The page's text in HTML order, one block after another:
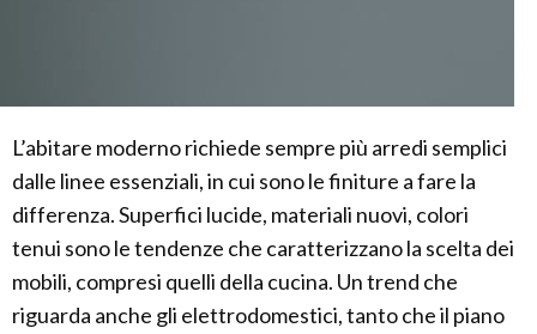
L’abitare moderno richiede sempre più arredi semplici
dalle linee essenziali, in cui sono le finiture a fare la
differenza. Superfici lucide, materiali nuovi, colori
tenui sono le tendenze che caratterizzano la scelta dei
mobili, compresi quelli della cucina. Un trend che
riguarda anche gli elettrodomestici, tanto che il piano